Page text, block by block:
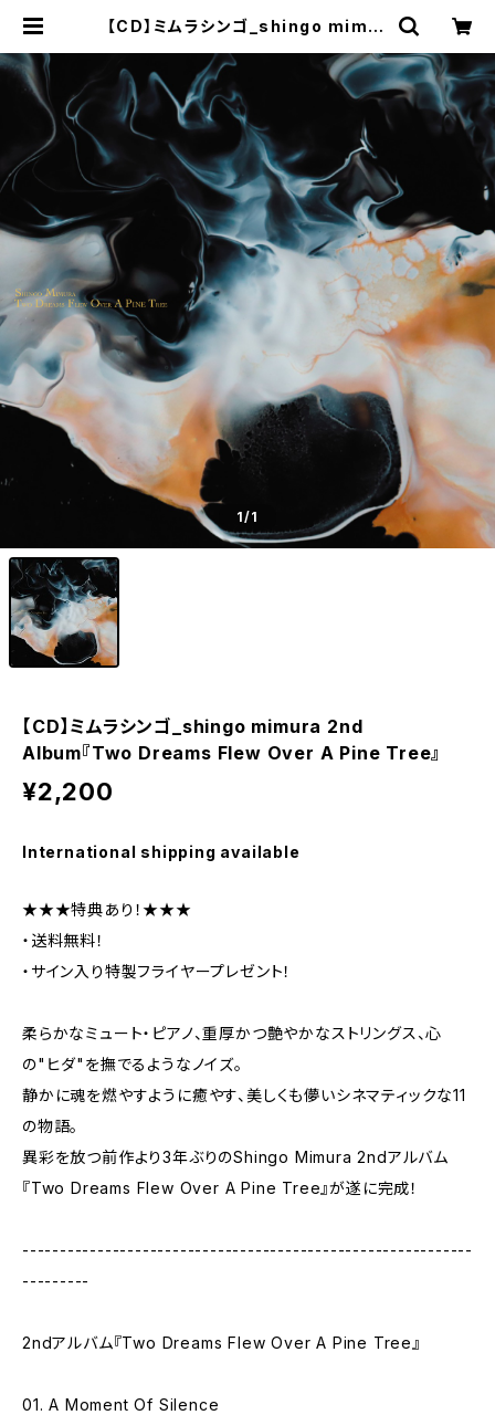
【CD】ミムラシンゴ_shingo mimur
w Over A Pine Tree』 | neuf - O
nlineShop -
1/1
【CD】ミムラシンゴ_shingo mimura 2nd
Album『Two Dreams Flew Over A Pine Tree』
¥2,200
International shipping available
★★★特典あり！★★★
・送料無料！
・サイン入り特製フライヤープレゼント！
柔らかなミュート・ピアノ、重厚かつ艶やかなストリングス、心
の"ヒダ"を撫でるようなノイズ。
静かに魂を燃やすように癒やす、美しくも儚いシネマティックな11
の物語。
異彩を放つ前作より3年ぶりのShingo Mimura 2ndアルバム
『Two Dreams Flew Over A Pine Tree』が遂に完成！
------------------------------------------------------------
---------
2ndアルバム『Two Dreams Flew Over A Pine Tree』
01. A Moment Of Silence